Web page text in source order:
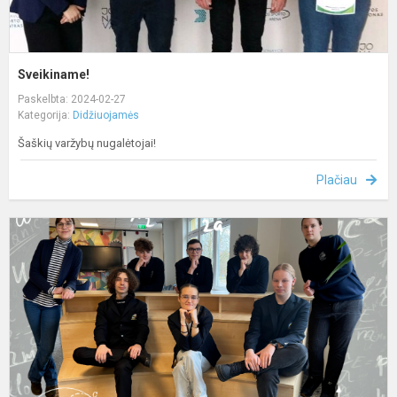
Sveikiname!
Paskelbta: 2024-02-27
Kategorija: Didžiuojamės
Šaškių varžybų nugalėtojai!
Plačiau